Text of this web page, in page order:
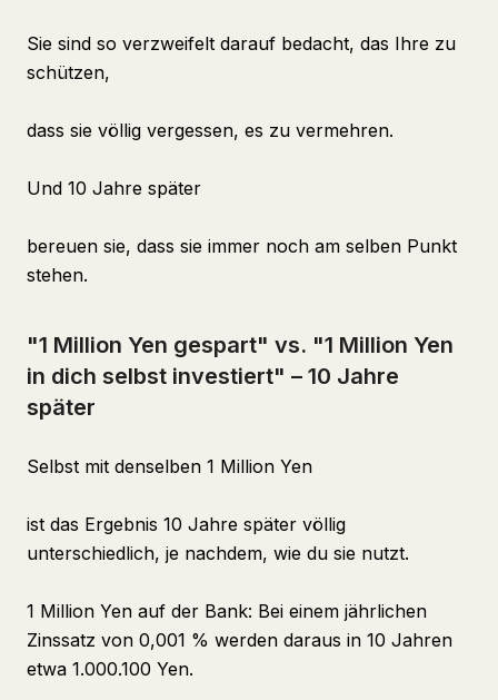
Sie sind so verzweifelt darauf bedacht, das Ihre zu
schützen,
dass sie völlig vergessen, es zu vermehren.
Und 10 Jahre später
bereuen sie, dass sie immer noch am selben Punkt
stehen.
"1 Million Yen gespart" vs. "1 Million Yen
in dich selbst investiert" – 10 Jahre
später
Selbst mit denselben 1 Million Yen
ist das Ergebnis 10 Jahre später völlig
unterschiedlich, je nachdem, wie du sie nutzt.
1 Million Yen auf der Bank: Bei einem jährlichen
Zinssatz von 0,001 % werden daraus in 10 Jahren
etwa 1.000.100 Yen.